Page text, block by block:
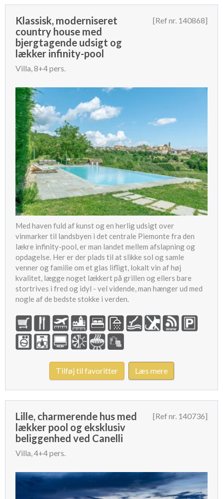
Klassisk, moderniseret
country house med
bjergtagende udsigt og
lækker infinity-pool
Villa, 8+4 pers.
[Ref nr. 140868]
Med haven fuld af kunst og en herlig udsigt over
vinmarker til landsbyen i det centrale Piemonte fra den
lækre infinity-pool, er man landet mellem afslapning og
opdagelse. Her er der plads til at slikke sol og samle
venner og familie om et glas lifligt, lokalt vin af høj
kvalitet, lægge noget lækkert på grillen og ellers bare
stortrives i fred og idyl - vel vidende, man hænger ud med
nogle af de bedste stokke i verden.
Tilføj til favoritter Læs mere
Lille, charmerende hus med
lækker pool og eksklusiv
beliggenhed ved Canelli
Villa, 4+4 pers.
[Ref nr. 140736]